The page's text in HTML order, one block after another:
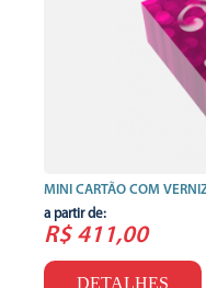
MINI CARTÃO COM
a partir de:
R$ 411,00
DETALHES